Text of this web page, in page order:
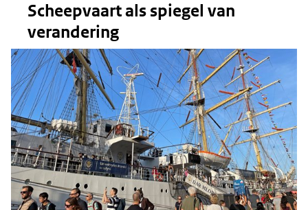
Scheepvaart als spiegel van
verandering